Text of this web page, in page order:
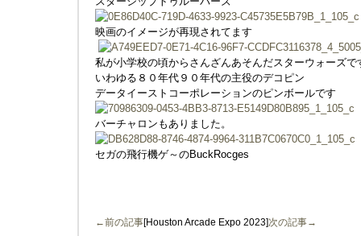
映画のイメージが再現されてます
私が小学校の頃からさんざんあそんだスターウォーズで
いわゆる８０年代９０年代の主役のデコピン
データイーストコーポレーションのピンボールです
バーチャロンもありました。
セガの飛行機ゲ～のBuckRocges
←前の記事[Houston Arcade Expo 2023]次の記事→